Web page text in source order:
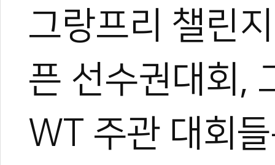
그랑프리 챌린
픈 선수권대회,
WT 주관 대회